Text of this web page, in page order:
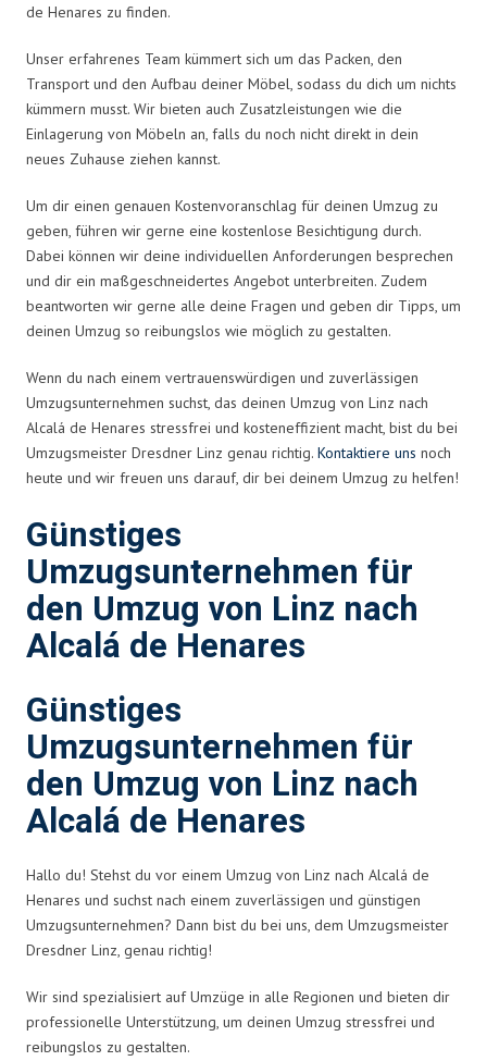
de Henares zu finden.
Unser erfahrenes Team kümmert sich um das Packen, den
Transport und den Aufbau deiner Möbel, sodass du dich um nichts
kümmern musst. Wir bieten auch Zusatzleistungen wie die
Einlagerung von Möbeln an, falls du noch nicht direkt in dein
neues Zuhause ziehen kannst.
Um dir einen genauen Kostenvoranschlag für deinen Umzug zu
geben, führen wir gerne eine kostenlose Besichtigung durch.
Dabei können wir deine individuellen Anforderungen besprechen
und dir ein maßgeschneidertes Angebot unterbreiten. Zudem
beantworten wir gerne alle deine Fragen und geben dir Tipps, um
deinen Umzug so reibungslos wie möglich zu gestalten.
Wenn du nach einem vertrauenswürdigen und zuverlässigen
Umzugsunternehmen suchst, das deinen Umzug von Linz nach
Alcalá de Henares stressfrei und kosteneffizient macht, bist du bei
Umzugsmeister Dresdner Linz genau richtig. Kontaktiere uns noch
heute und wir freuen uns darauf, dir bei deinem Umzug zu helfen!
Günstiges
Umzugsunternehmen für
den Umzug von Linz nach
Alcalá de Henares
Günstiges
Umzugsunternehmen für
den Umzug von Linz nach
Alcalá de Henares
Hallo du! Stehst du vor einem Umzug von Linz nach Alcalá de
Henares und suchst nach einem zuverlässigen und günstigen
Umzugsunternehmen? Dann bist du bei uns, dem Umzugsmeister
Dresdner Linz, genau richtig!
Wir sind spezialisiert auf Umzüge in alle Regionen und bieten dir
professionelle Unterstützung, um deinen Umzug stressfrei und
reibungslos zu gestalten.